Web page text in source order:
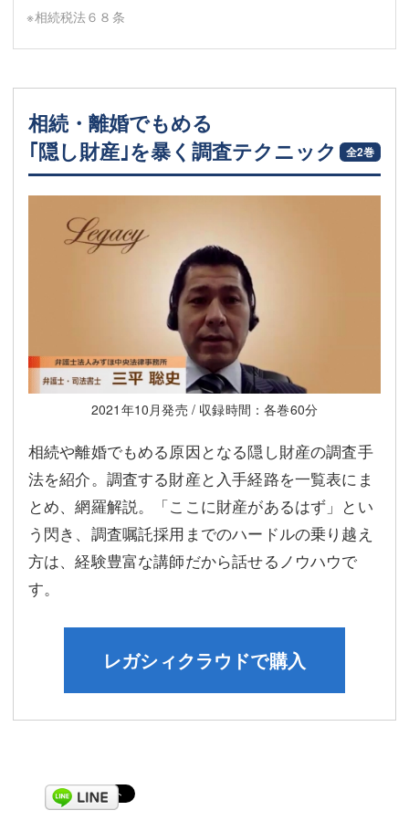
※相続税法６８条
相続・離婚でもめる
｢隠し財産｣を暴く調査テクニック
全2巻
2021年10月発売 / 収録時間：各巻60分
相続や離婚でもめる原因となる隠し財産の調査手
法を紹介。調査する財産と入手経路を一覧表にま
とめ、網羅解説。「ここに財産があるはず」とい
う閃き、調査嘱託採用までのハードルの乗り越え
方は、経験豊富な講師だから話せるノウハウで
す。
レガシィクラウドで購入